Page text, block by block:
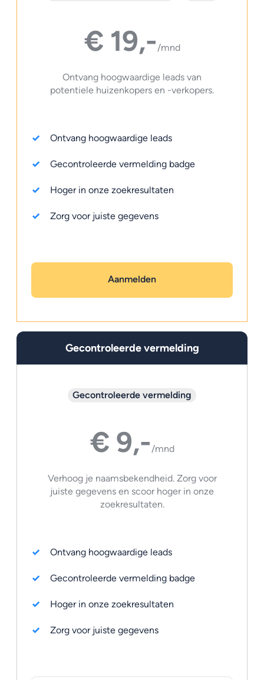
Gecontroleerde vermelding
Gecontroleerde vermelding
€ 9,- /mnd
Verhoog je naamsbekendheid. Zorg voor
juiste gegevens en scoor hoger in onze
zoekresultaten.
Ontvang hoogwaardige leads
Gecontroleerde vermelding badge
Hoger in onze zoekresultaten
Zorg voor juiste gegevens
€ 19,- /mnd
Ontvang hoogwaardige leads van
potentiele huizenkopers en -verkopers.
Ontvang hoogwaardige leads
Gecontroleerde vermelding badge
Hoger in onze zoekresultaten
Zorg voor juiste gegevens
Aanmelden